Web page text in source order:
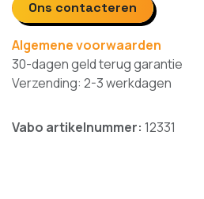
Ons contacteren
Algemene voorwaarden
30-dagen geld terug garantie
Verzending: 2-3 werkdagen
Vabo artikelnummer: 12331